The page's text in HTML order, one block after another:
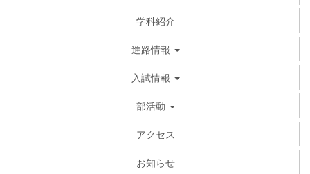
学科紹介
進路情報
入試情報
部活動
アクセス
お知らせ